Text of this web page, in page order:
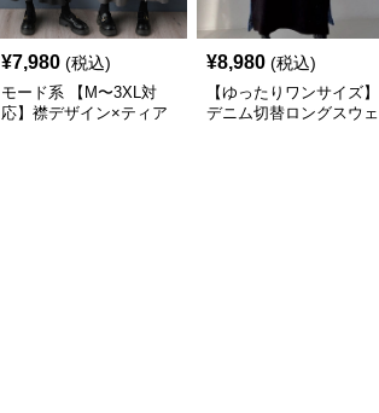
¥7,980 (税込)
モード系 【M〜3XL対
応】襟デザイン×ティア
¥8,980 (税込)
【ゆったりワンサイズ】
デニム切替ロングスウェ